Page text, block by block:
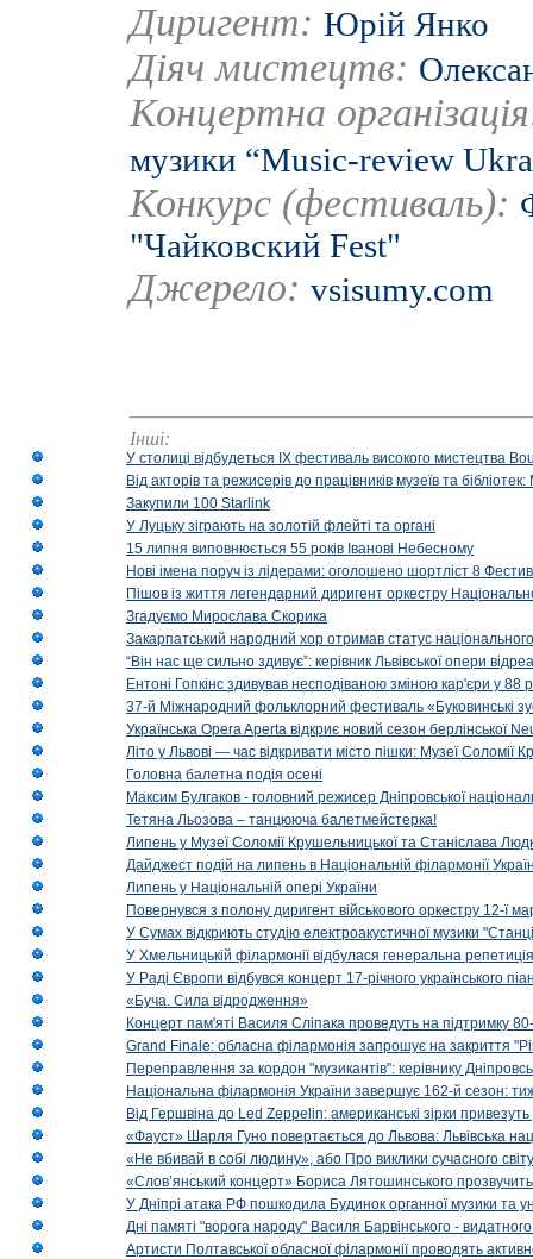
Диригент: Юрій Янко
Діяч мистецтв:
Концертна
музики “Music-review
Конкурс (фестиваль):
"Чайковский Fest"
Джерело: vsisumy.com
Інші:
У столиці відбудеться IX фестиваль високого мистецтва
Від акторів та режисерів до працівників музеїв та
Закупили 100 Starlink
У Луцьку зіграють на золотій флейті та органі
15 липня виповнюється 55 років Іванові Небесному
Нові імена поруч із лідерами: оголошено шортліст 8
Пішов із життя легендарний диригент оркестру
Згадуємо Мирослава Скорика
Закарпатський народний хор отримав статус національного
“Він нас ще сильно здивує”: керівник Львівської опери
Ентоні Гопкінс здивував несподіваною зміною кар'єри у 88
37-й Міжнародний фольклорний фестиваль «Буковинські
Українська Opera Aperta відкриє новий сезон берлінської
Літо у Львові — час відкривати місто пішки: Музеї Соломії
Головна балетна подія осені
Максим Булгаков - головний режисер Дніпровської
Тетяна Льозова – танцююча балетмейстерка!
Липень у Музеї Соломії Крушельницької та Станіслава
Дайджест подій на липень в Національній філармонії
Липень у Національній опері України
Повернувся з полону диригент військового оркестру 12-ї
У Сумах відкриють студію електроакустичної музики
У Хмельницькій філармонії відбулася генеральна
У Раді Європи відбувся концерт 17-річного українського
«Буча. Сила відродження»
Концерт пам'яті Василя Сліпака проведуть на підтримку
Grand Finale: обласна філармонія запрошує на закриття
Переправлення за кордон "музикантів": керівнику
Національна філармонія України завершує 162-й сезон:
Від Гершвіна до Led Zeppelin: американські зірки
«Фауст» Шарля Гуно повертається до Львова: Львівська
«Не вбивай в собі людину», або Про виклики сучасного світу
«Слов’янський концерт» Бориса Лятошинського
У Дніпрі атака РФ пошкодила Будинок органної музики та
Дні памяті "ворога народу" Василя Барвінського -
Артисти Полтавської обласної філармонії проводять